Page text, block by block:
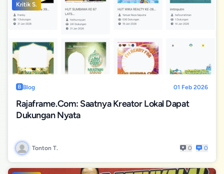
Kritik S.
Blog 01 Feb 2026
Rajaframe.com: Saatnya Kreator Lokal Dapat
Dukungan Nyata
Tonton T. 0 0